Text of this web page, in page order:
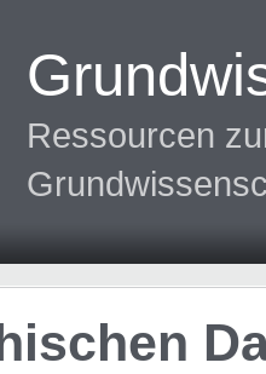
Ressourcen